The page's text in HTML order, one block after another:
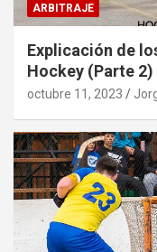
ARBITRAJE
Explicación de
Hockey (Parte 2)
octubre 11, 2023